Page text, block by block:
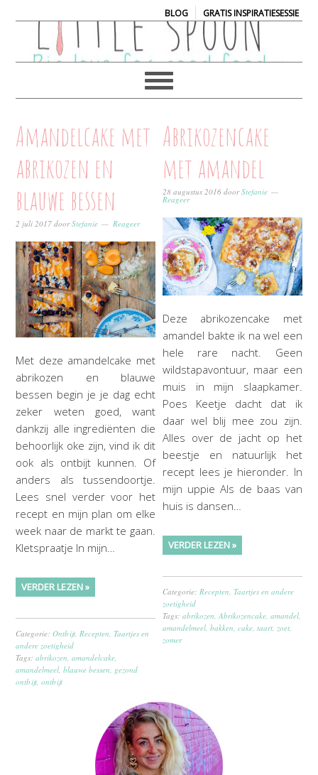
BLOG| GRATIS INSPIRATIESESSIE
Amandelcake met
abrikozen en
blauwe bessen
2 juli 2017 doorStefanie Reageer
Met deze amandelcake met
abrikozen en blauwe
bessen begin je je dag echt
zeker weten goed, want
dankzij alle ingrediënten die
behoorlijk oke zijn, vind ik dit
ook als ontbijt kunnen. Of
anders als tussendoortje.
Lees snel verder voor het
recept en mijn plan om elke
week naar de markt te gaan.
Kletspraatje In mijn…
VERDER LEZEN »
Categorie:Ontbijt Recepten ,Taartjes en
andere zoetigheid
Tags:abrikozen ,amandelcake
amandelmeel ,blauwe bessen gezond
ontbijt ,ontbijt
Abrikozencake
met amandel
28 augustus 2016 doorStefanie
Reageer
Deze abrikozencake met
amandel bakte ik na wel een
hele rare nacht. Geen
wildstapavontuur, maar een
muis in mijn slaapkamer.
Poes Keetje dacht dat ik
daar wel blij mee zou zijn.
Alles over de jacht op het
beestje en natuurlijk het
recept lees je hieronder. In
mijn uppie Als de baas van
huis is dansen…
VERDER LEZEN »
Categorie:Recepten,Taartjes en andere
zoetigheid
Tags:abrikozen,Abrikozencake,amandel,
amandelmeel,bakken,cake,taart,zoet,
zomer